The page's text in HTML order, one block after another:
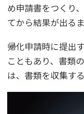
め申請書をつくり
てから結果が出る
帰化申請時に提出
こともあり、書類
は、書類を収集す